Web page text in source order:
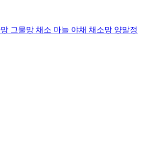
그물망 채소 마늘 야채 채소망 양말정